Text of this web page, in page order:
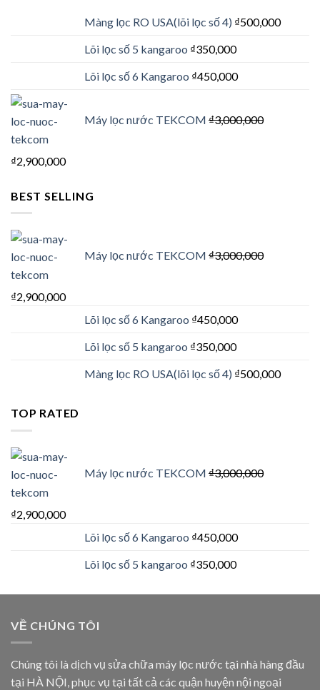
Màng lọc RO USA(lõi lọc số 4) ₫500,000
Lõi lọc số 5 kangaroo ₫350,000
Lõi lọc số 6 Kangaroo ₫450,000
Máy lọc nước TEKCOM ₫3,000,000
₫2,900,000
BEST SELLING
Máy lọc nước TEKCOM ₫3,000,000
₫2,900,000
Lõi lọc số 6 Kangaroo ₫450,000
Lõi lọc số 5 kangaroo ₫350,000
Màng lọc RO USA(lõi lọc số 4) ₫500,000
TOP RATED
Máy lọc nước TEKCOM ₫3,000,000
₫2,900,000
Lõi lọc số 6 Kangaroo ₫450,000
Lõi lọc số 5 kangaroo ₫350,000
VỀ CHÚNG TÔI
Chúng tôi là dịch vụ sửa chữa máy lọc nước tại nhà hàng đầu
tại HÀ NỘI, phục vụ tại tất cả các quận huyện nội ngoại